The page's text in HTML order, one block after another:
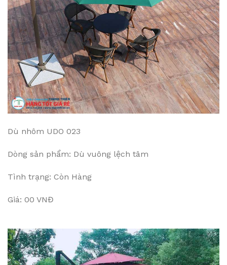
Dù nhôm UDO 023
Dòng sản phẩm: Dù vuông lệch tâm
Tình trạng: Còn Hàng
Giá: 00 VNĐ